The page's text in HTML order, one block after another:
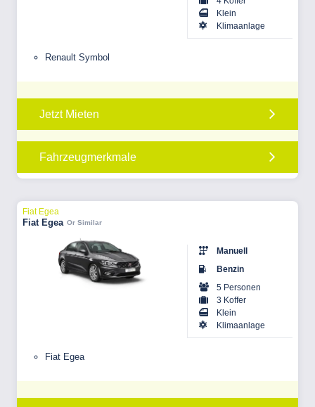
Klein
Klimaanlage
Renault Symbol
Jetzt Mieten
Fahrzeugmerkmale
Fiat Egea
Fiat Egea Or Similar
Manuell
Benzin
5 Personen
3 Koffer
Klein
Klimaanlage
Fiat Egea